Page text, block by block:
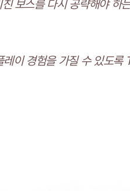
보스를 다시 공략해야 하
이 경험을 가질 수 있도록